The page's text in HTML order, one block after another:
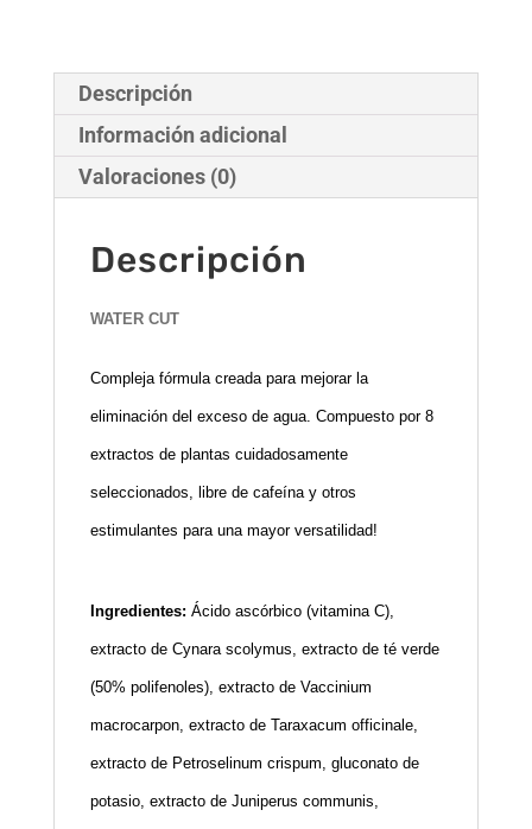
Descripción
Información adicional
Valoraciones (0)
Descripción
WATER CUT
Compleja fórmula creada para mejorar la
eliminación del exceso de agua. Compuesto por 8
extractos de plantas cuidadosamente
seleccionados, libre de cafeína y otros
estimulantes para una mayor versatilidad!
Ingredientes: Ácido ascórbico (vitamina C),
extracto de Cynara scolymus, extracto de té verde
(50% polifenoles), extracto de Vaccinium
macrocarpon, extracto de Taraxacum officinale,
extracto de Petroselinum crispum, gluconato de
potasio, extracto de Juniperus communis,